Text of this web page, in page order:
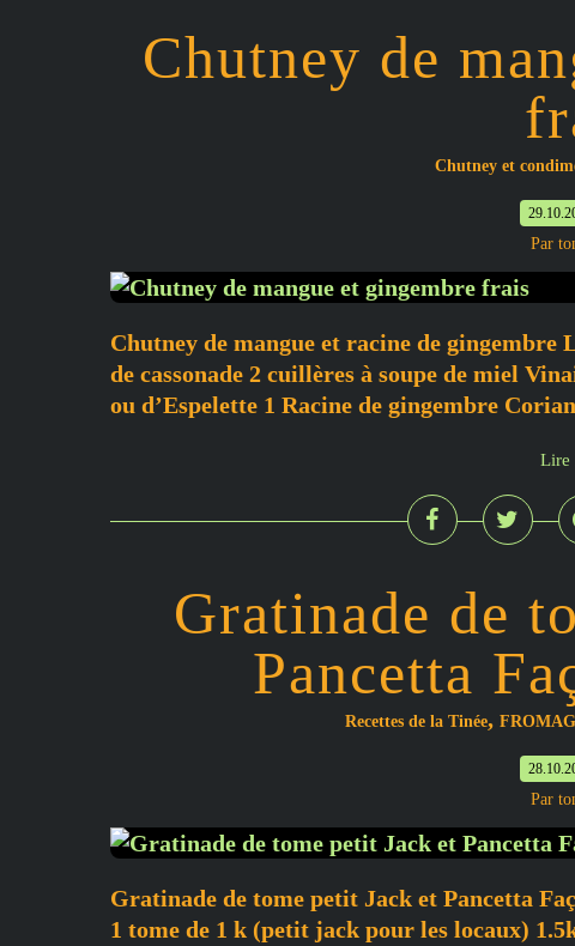
Chutney de
Chutney et
Par
Chutney de mangue et racine de gingembre
de cassonade 2 cuillères à soupe de miel
ou d’Espelette 1 Racine de gingembre
Lire
Gratinade de
Pancetta
Recettes de la Tinée,
Par
Gratinade de tome petit Jack et Pancetta
1 tome de 1 k (petit jack pour les locaux)